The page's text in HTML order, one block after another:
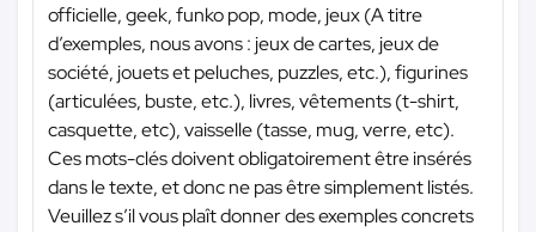
officielle, geek, funko pop, mode, jeux (A titre
d’exemples, nous avons : jeux de cartes, jeux de
société, jouets et peluches, puzzles, etc.), figurines
(articulées, buste, etc.), livres, vêtements (t-shirt,
casquette, etc), vaisselle (tasse, mug, verre, etc).
Ces mots-clés doivent obligatoirement être insérés
dans le texte, et donc ne pas être simplement listés.
Veuillez s’il vous plaît donner des exemples concrets